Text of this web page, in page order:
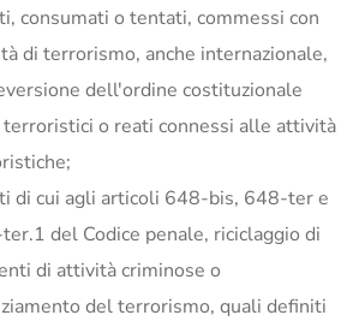
consumati o tentati, commessi con
di terrorismo, anche internazionale,
dell'ordine costituzionale
o reati connessi alle attività
di cui agli articoli 648-bis, 648-ter e
del Codice penale, riciclaggio di
di attività criminose o
del terrorismo, quali definiti